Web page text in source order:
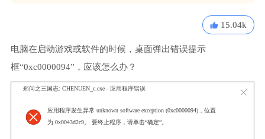
15.04k
电脑在启动游戏或软件的时候，桌面弹出错误提示
框“0xc0000094”，应该怎么办？
郑问之三国志: CHENUEN_c.exe - 应用程序错误
应用程序发生异常 unknown software exception (0xc0000094)，位置
为 0x0043d2c9。 要终止程序，请单击“确定”。